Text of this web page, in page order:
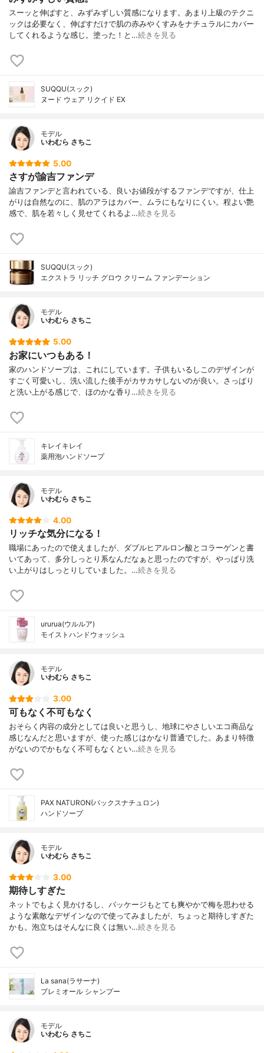
スーッと伸ばすと、みずみずしい質感になります。あまり上級のテクニ
ックは必要なく、伸ばすだけで肌の赤みやくすみをナチュラルにカバー
してくれるような感じ。塗った！と…続きを見る
SUQQU(スック)
ヌード ウェア リクイド EX
モデル
いわむら さちこ
5.00
さすが諭吉ファンデ
諭吉ファンデと言われている、良いお値段がするファンデですが、仕上
がりは自然なのに、肌のアラはカバー、ムラにもなりにくい。程よい艶
感で、肌を若々しく見せてくれるよ…続きを見る
SUQQU(スック)
エクストラ リッチ グロウ クリーム ファンデーション
モデル
いわむら さちこ
5.00
お家にいつもある！
家のハンドソープは、これにしています。子供もいるしこのデザインが
すごく可愛いし、洗い流した後手がカサカサしないのが良い。さっぱり
と洗い上がる感じで、ほのかな香り…続きを見る
キレイキレイ
薬用泡ハンドソープ
モデル
いわむら さちこ
4.00
リッチな気分になる！
職場にあったので使えましたが、ダブルヒアルロン酸とコラーゲンと書
いてあって、多分しっとり系なんだなぁと思ったのですが、やっぱり洗
い上がりはしっとりしていました。…続きを見る
ururua(ウルルア)
モイストハンドウォッシュ
モデル
いわむら さちこ
3.00
可もなく不可もなく
おそらく内容の成分としては良いと思うし、地球にやさしいエコ商品な
感じなんだと思いますが、使った感じはかなり普通でした。あまり特徴
がないのでかもなく不可もなくとい…続きを見る
PAX NATURON(パックスナチュロン)
ハンドソープ
モデル
いわむら さちこ
3.00
期待しすぎた
ネットでもよく見かけるし、パッケージもとても爽やかで梅を思わせる
ような素敵なデザインなので使ってみましたが、ちょっと期待しすぎた
かも。泡立ちはそんなに良くは無い…続きを見る
La sana(ラサーナ)
プレミオール シャンプー
モデル
いわむら さちこ